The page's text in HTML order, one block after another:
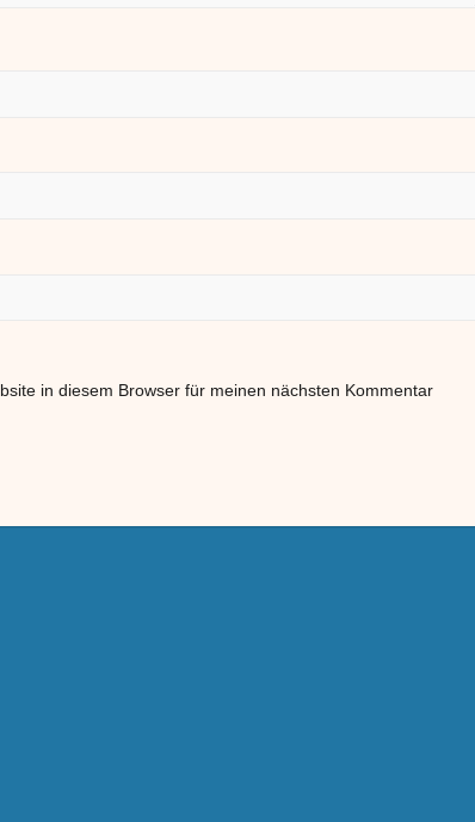
in diesem Browser für meinen nächsten Kommentar